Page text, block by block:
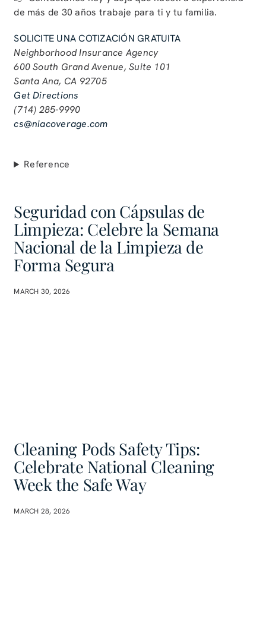
de más de 30 años trabaje para ti y tu familia.
SOLICITE UNA COTIZACIÓN GRATUITA
Neighborhood Insurance Agency
600 South Grand Avenue, Suite 101
Santa Ana, CA 92705
Get Directions
(714) 285-9990
cs@niacoverage.com
Reference
Seguridad con Cápsulas de
Limpieza: Celebre la Semana
Nacional de la Limpieza de
Forma Segura
MARCH 30, 2026
Cleaning Pods Safety Tips:
Celebrate National Cleaning
Week the Safe Way
MARCH 28, 2026